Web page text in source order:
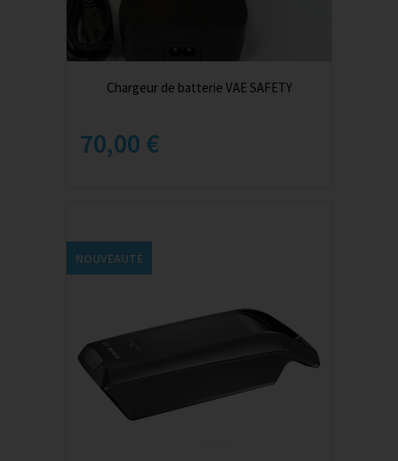
Chargeur de batterie VAE SAFETY
70,00 €
NOUVEAUTÉ